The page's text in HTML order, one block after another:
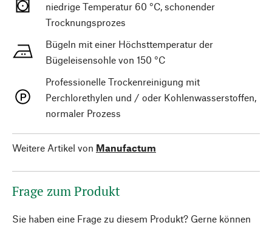
niedrige Temperatur 60 °C, schonender
Trocknungsprozes
Bügeln mit einer Höchsttemperatur der
Bügeleisensohle von 150 °C
Professionelle Trockenreinigung mit
Perchlorethylen und / oder Kohlenwasserstoffen,
normaler Prozess
Weitere Artikel von Manufactum
Frage zum Produkt
Sie haben eine Frage zu diesem Produkt? Gerne können